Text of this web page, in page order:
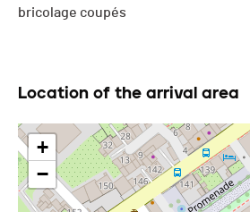
bricolage coupés
Location of the arrival area
+
−